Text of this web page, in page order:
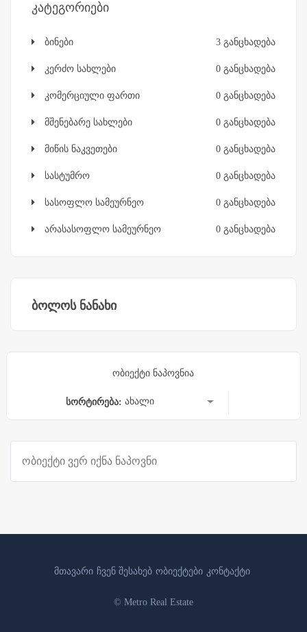
კატეგორიები
ბინები 3 განცხადება
კერძო სახლები 0 განცხადება
კომერციული ფართი 0 განცხადება
მშენებარე სახლები 0 განცხადება
მიწის ნაკვეთები 0 განცხადება
სასტუმრო 0 განცხადება
სასოფლო სამეურნეო 0 განცხადება
არასასოფლო სამეურნეო 0 განცხადება
ბოლოს ნანახი
ობიექტი ნაპოვნია
სორტირება: ახალი
ობიექტი ვერ იქნა ნაპოვნი
მთავარი ჩვენ შესახებ ობიექტები კონტაქტი
© Metro Real Estate